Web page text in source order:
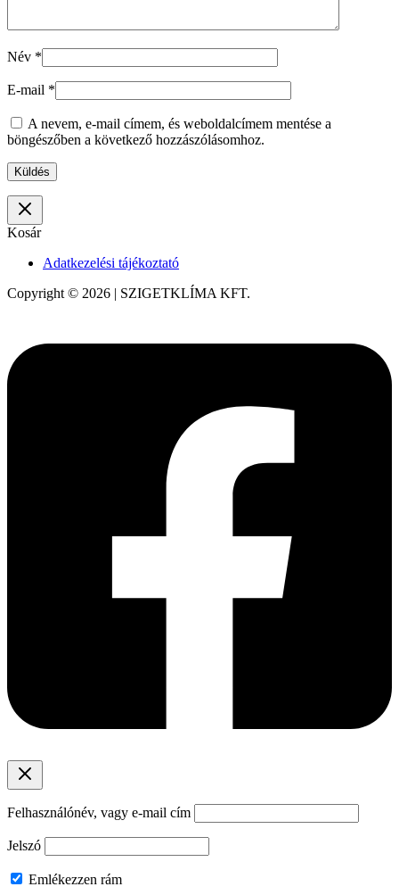
Név *
E-mail *
A nevem, e-mail címem, és weboldalcímem mentése a
böngészőben a következő hozzászólásomhoz.
Kosár
Adatkezelési tájékoztató
Copyright © 2026 | SZIGETKLÍMA KFT.
Felhasználónév, vagy e-mail cím
Jelszó
Emlékezzen rám